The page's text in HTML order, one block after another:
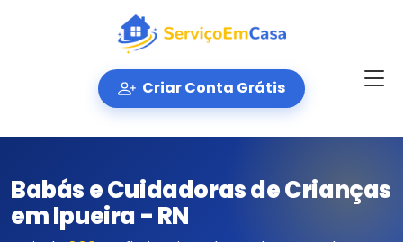
Criar Conta Grátis
Babás e Cuidadoras de Crianças
em Ipueira - RN